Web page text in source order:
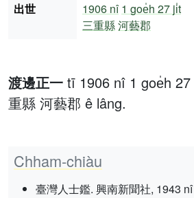
渡邊正一 tī 1906 nî 1 goe̍h
重縣 河藝郡 ê lâng.
Chham-chiàu
臺灣人士鑑. 興南新聞社, 1943
出世 1906 nî 1 goe̍h 27 ji̍t
三重縣河藝郡